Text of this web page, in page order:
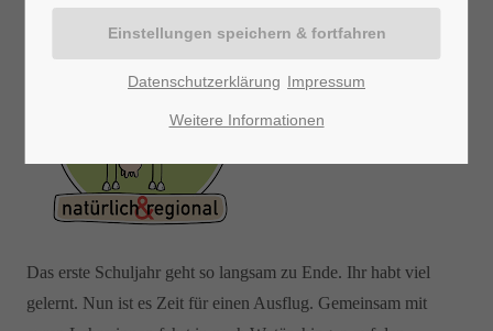
Das erste Schuljahr geht so langsam zu Ende. Ihr habt viel
gelernt. Nun ist es Zeit für einen Ausflug. Gemeinsam mit
Datenschutzerklärung Impressum
Weitere Informationen